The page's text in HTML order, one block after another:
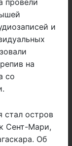
провели
и
на
со
стал остров
Сент-Мари,
Об